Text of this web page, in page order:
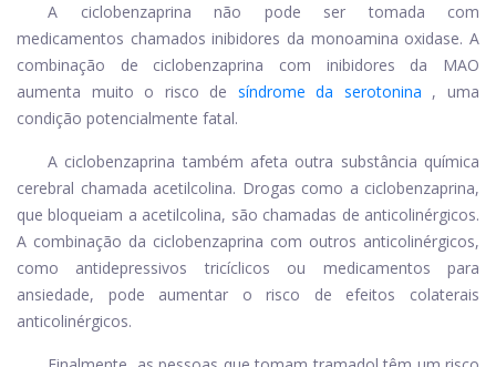
A ciclobenzaprina não pode ser tomada com
medicamentos chamados inibidores da monoamina oxidase. A
combinação de ciclobenzaprina com inibidores da MAO
aumenta muito o risco de síndrome da serotonina , uma
condição potencialmente fatal.
A ciclobenzaprina também afeta outra substância química
cerebral chamada acetilcolina. Drogas como a ciclobenzaprina,
que bloqueiam a acetilcolina, são chamadas de anticolinérgicos.
A combinação da ciclobenzaprina com outros anticolinérgicos,
como antidepressivos tricíclicos ou medicamentos para
ansiedade, pode aumentar o risco de efeitos colaterais
anticolinérgicos.